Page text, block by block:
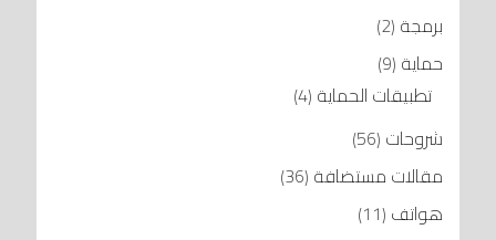
برمجة (2)
حماية (9)
تطبيقات الحماية (4)
شروحات (56)
مقالات مستضافة (36)
هواتف (11)